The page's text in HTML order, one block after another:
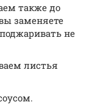
также до
заменяете
не
листья